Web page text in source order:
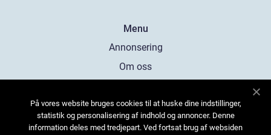
Menu
Annonsering
Om oss
Kontakta oss
Sitemap
På vores website bruges cookies til at huske dine indstillinger,
statistik og personalisering af indhold og annoncer. Denne
information deles med tredjepart. Ved fortsat brug af websiden